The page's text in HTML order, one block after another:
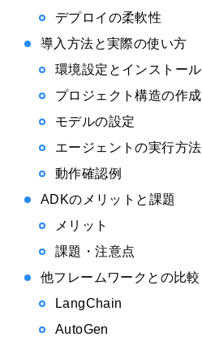
デプロイの柔軟性
導入方法と実際の使い方
環境設定とインストール
プロジェクト構造の作成
モデルの設定
エージェントの実行方法
動作確認例
ADKのメリットと課題
メリット
課題・注意点
他フレームワークとの比較
LangChain
AutoGen